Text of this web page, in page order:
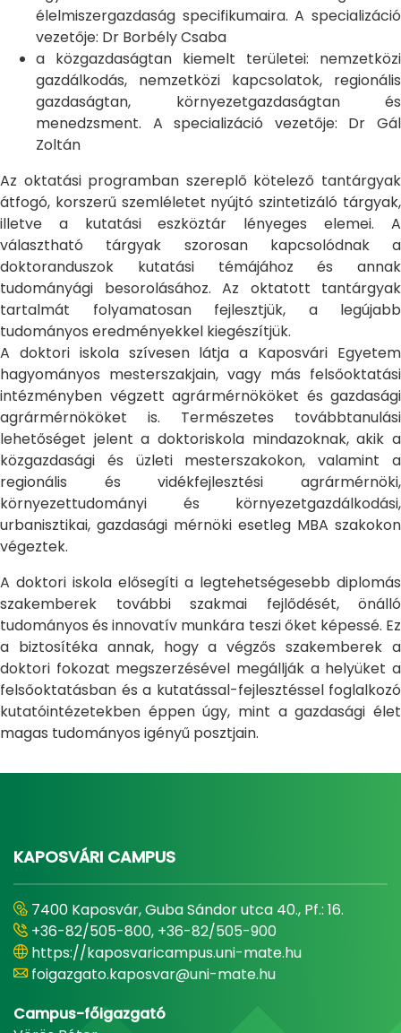
élelmiszergazdaság specifikumaira. A specializáció
vezetője: Dr Borbély Csaba
a közgazdaságtan kiemelt területei: nemzetközi
gazdálkodás, nemzetközi kapcsolatok, regionális
gazdaságtan, környezetgazdaságtan és
menedzsment. A specializáció vezetője: Dr Gál
Zoltán
Az oktatási programban szereplő kötelező tantárgyak
átfogó, korszerű szemléletet nyújtó szintetizáló tárgyak,
illetve a kutatási eszköztár lényeges elemei. A
választható tárgyak szorosan kapcsolódnak a
doktoranduszok kutatási témájához és annak
tudományági besorolásához. Az oktatott tantárgyak
tartalmát folyamatosan fejlesztjük, a legújabb
tudományos eredményekkel kiegészítjük.
A doktori iskola szívesen látja a Kaposvári Egyetem
hagyományos mesterszakjain, vagy más felsőoktatási
intézményben végzett agrármérnököket és gazdasági
agrármérnököket is. Természetes továbbtanulási
lehetőséget jelent a doktoriskola mindazoknak, akik a
közgazdasági és üzleti mesterszakokon, valamint a
regionális és vidékfejlesztési agrármérnöki,
környezettudományi és környezetgazdálkodási,
urbanisztikai, gazdasági mérnöki esetleg MBA szakokon
végeztek.
A doktori iskola elősegíti a legtehetségesebb diplomás
szakemberek további szakmai fejlődését, önálló
tudományos és innovatív munkára teszi őket képessé. Ez
a biztosítéka annak, hogy a végzős szakemberek a
doktori fokozat megszerzésével megállják a helyüket a
felsőoktatásban és a kutatással-fejlesztéssel foglalkozó
kutatóintézetekben éppen úgy, mint a gazdasági élet
magas tudományos igényű posztjain.
KAPOSVÁRI CAMPUS
7400 Kaposvár, Guba Sándor utca 40., Pf.: 16.
+36-82/505-800, +36-82/505-900
https://kaposvaricampus.uni-mate.hu
foigazgato.kaposvar@uni-mate.hu
Campus-főigazgató